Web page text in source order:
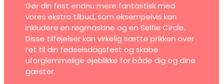
Gør din fest endnu mere fantastisk med
vores ekstra tilbud, som eksempelvis kan
inkludere en røgmaskine og en Selfie Circle.
Disse tilføjelser kan virkelig sætte prikken over
i’et til din fødselsdagsfest og skabe
uforglemmelige øjeblikke for både dig og dine
gæster.